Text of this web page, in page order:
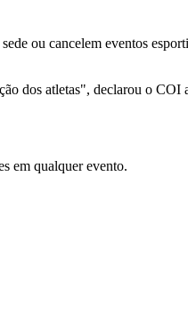
ou cancelem eventos
dos atletas", declarou o COI
em qualquer evento.